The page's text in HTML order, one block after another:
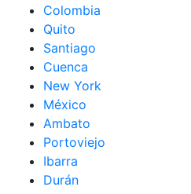
Colombia
Quito
Santiago
Cuenca
New York
México
Ambato
Portoviejo
Ibarra
Durán